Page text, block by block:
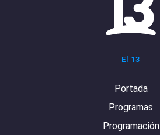
El 13
Portada
Programas
Programación